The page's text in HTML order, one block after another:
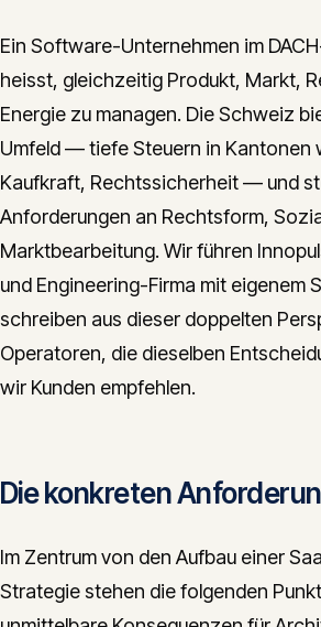
Ein Software-Unternehmen im
heisst, gleichzeitig Produkt, Markt,
Energie zu managen. Die Schweiz
Umfeld — tiefe Steuern in Kantonen
Kaufkraft, Rechtssicherheit — und
Anforderungen an Rechtsform,
Marktbearbeitung. Wir führen
und Engineering-Firma mit eigenem
schreiben aus dieser doppelten
Operatoren, die dieselben
wir Kunden empfehlen.
Die konkreten
Im Zentrum von den Aufbau einer
Strategie stehen die folgenden